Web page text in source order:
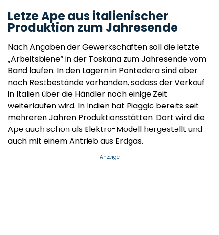
Letze Ape aus italienischer
Produktion zum Jahresende
Nach Angaben der Gewerkschaften soll die letzte
„Arbeitsbiene“ in der Toskana zum Jahresende vom
Band laufen. In den Lagern in Pontedera sind aber
noch Restbestände vorhanden, sodass der Verkauf
in Italien über die Händler noch einige Zeit
weiterlaufen wird. In Indien hat Piaggio bereits seit
mehreren Jahren Produktionsstätten. Dort wird die
Ape auch schon als Elektro-Modell hergestellt und
auch mit einem Antrieb aus Erdgas.
Anzeige